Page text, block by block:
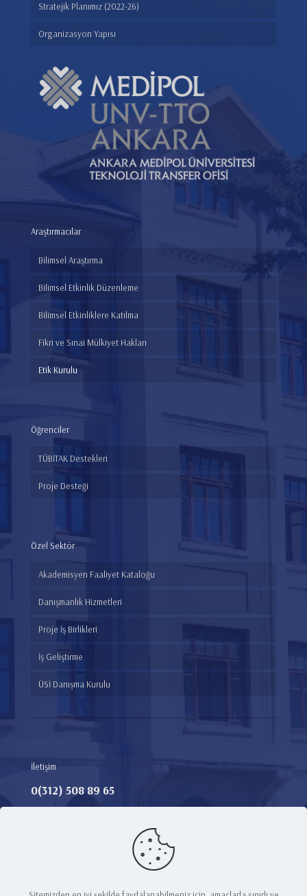
Stratejik Planımız (2022-26)
Organizasyon Yapısı
Araştırmacılar
Bilimsel Araştırma
Bilimsel Etkinlik Düzenleme
Bilimsel Etkinliklere Katılma
Fikri ve Sınai Mülkiyet Hakları
Etik Kurulu
Öğrenciler
TÜBİTAK Destekleri
Proje Desteği
Özel Sektör
Akademisyen Faaliyet Kataloğu
Danışmanlık Hizmetleri
Proje İş Birlikleri
İş Geliştirme
ÜSİ Danışma Kurulu
İletişim
0(312) 508 89 65​
Merkez Kampüs Yerleşkesi, Hacı Bayram Mah. Talatpaşa
Bulvarı No: 4/1, E Blok Zemin Kat
tto@ankaramedipol.edu.tr